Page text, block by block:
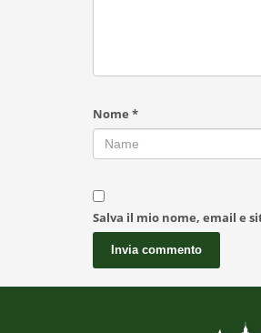
Nome *
Salva il mio nome, email e